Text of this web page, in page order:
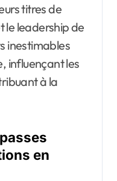
titres de
le leadership de
inestimables
influençant les
à la
en